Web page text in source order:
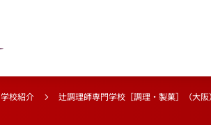
学校紹介 辻調理師専門学校［調理・製菓］（大阪